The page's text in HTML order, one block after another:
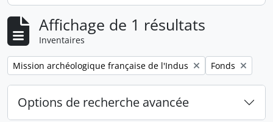
Affichage de 1 résultats
Inventaires
Remove filter:
Mission archéologique française de l'Indus Remove filter:
Fonds
Options de recherche avancée